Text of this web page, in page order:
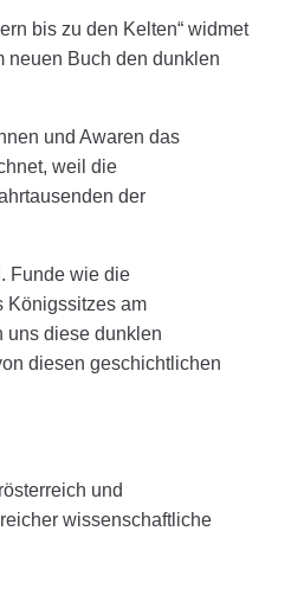
bis zu den Kelten“ widmet
neuen Buch den dunklen
und Awaren das
weil die
der
Funde wie die
Königssitzes am
uns diese dunklen
diesen geschichtlichen
und
wissenschaftliche